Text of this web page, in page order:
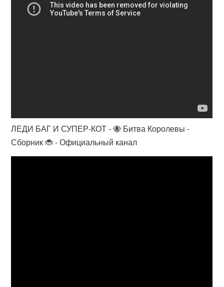
ЛЕДИ БАГ И СУПЕР-КОТ - 🐝 Битва Королевы -
Сборник 🐞 - Официальный канал